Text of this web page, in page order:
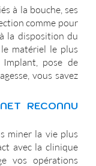
à la bouche, ses
comme pour
la disposition du
matériel le plus
pose de
vous savez
RECONNU
miner la vie plus
avec la clinique
vos opérations